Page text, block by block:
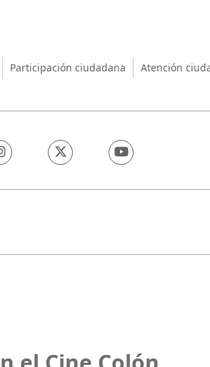
Participación ciudadana Atención